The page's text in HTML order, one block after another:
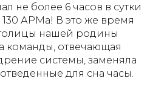
не более 6 часов в сутки
АРМа! В это же время
нашей родины
команды, отвечающая
системы, заменяла
для сна часы.